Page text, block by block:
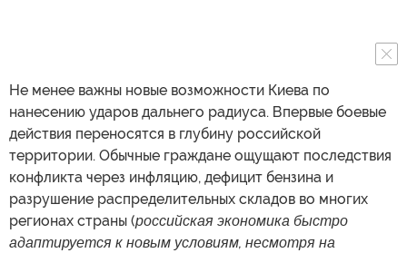
Не менее важны новые возможности Киева по
нанесению ударов дальнего радиуса. Впервые боевые
действия переносятся в глубину российской
территории. Обычные граждане ощущают последствия
конфликта через инфляцию, дефицит бензина и
разрушение распределительных складов во многих
регионах страны (российская экономика быстро
адаптируется к новым условиям, несмотря на